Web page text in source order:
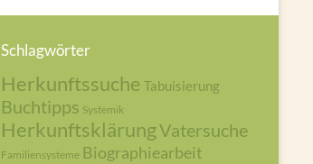
Schlagwörter
Herkunftssuche Tabuisierung
Buchtipps Systemik
HerkunftsklärungVatersuche
Familiensysteme Biographiearbeit